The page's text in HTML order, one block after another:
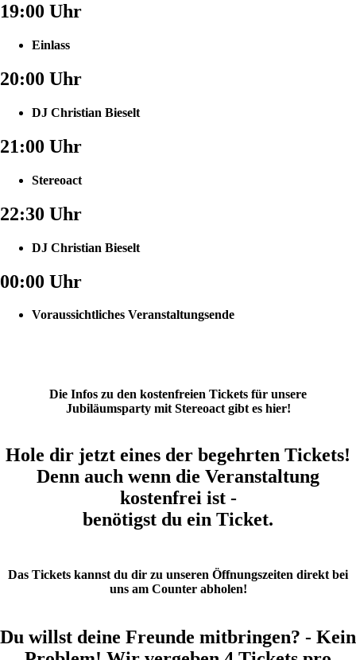
19:00 Uhr
Einlass
20:00 Uhr
DJ Christian Bieselt
21:00 Uhr
Stereoact
22:30 Uhr
DJ Christian Bieselt
00:00 Uhr
Voraussichtliches Veranstaltungsende
Die Infos zu den kostenfreien Tickets für unsere
Jubiläumsparty mit Stereoact gibt es hier!
Hole dir jetzt eines der begehrten Tickets!
Denn auch wenn die Veranstaltung
kostenfrei ist -
benötigst du ein Ticket.
Das Tickets kannst du dir zu unseren Öffnungszeiten direkt bei
uns am Counter abholen!
Du willst deine Freunde mitbringen? - Kein